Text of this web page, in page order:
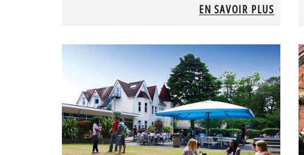
EN SAVOIR PLUS